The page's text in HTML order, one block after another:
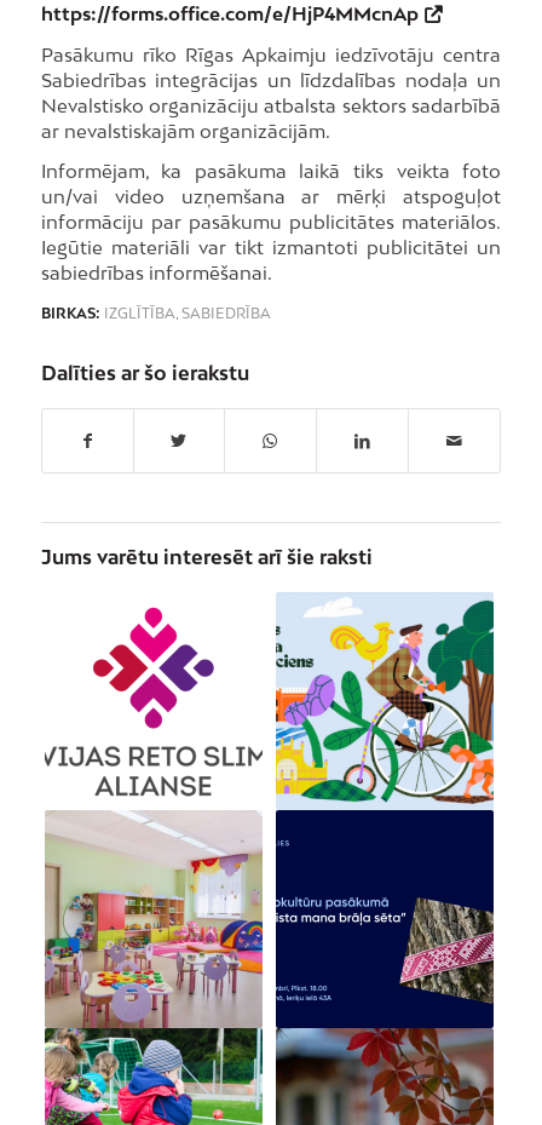
https://forms.office.com/e/HjP4MMcnAp
Pasākumu rīko Rīgas Apkaimju iedzīvotāju centra
Sabiedrības integrācijas un līdzdalības nodaļa un
Nevalstisko organizāciju atbalsta sektors sadarbībā
ar nevalstiskajām organizācijām.
Informējam, ka pasākuma laikā tiks veikta foto
un/vai video uzņemšana ar mērķi atspoguļot
informāciju par pasākumu publicitātes materiālos.
Iegūtie materiāli var tikt izmantoti publicitātei un
sabiedrības informēšanai.
BIRKAS: IZGLĪTĪBA, SABIEDRĪBA
Dalīties ar šo ierakstu
Jums varētu interesēt arī šie raksti